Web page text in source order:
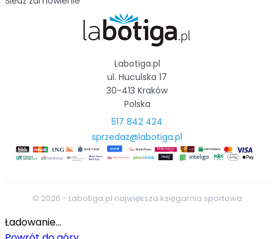
Labotiga.pl
ul. Huculska 17
30-413 Kraków
Polska
517 842 424
sprzedaz@labotiga.pl
© 2026 - Labotiga.pl największa księgarnia sportowa
Ładowanie...